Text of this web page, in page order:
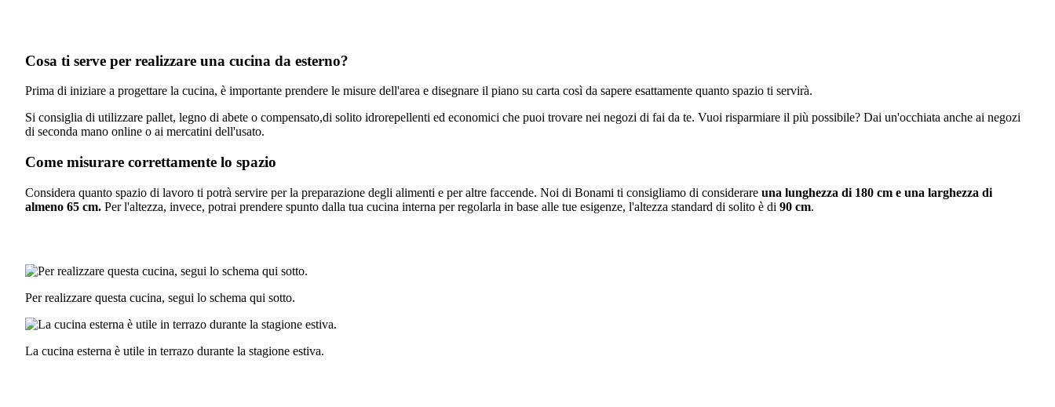
Cosa ti serve per realizzare una cucina da esterno?
Prima di iniziare a progettare la cucina, è importante prendere le misure dell'area e disegnare il piano su carta così da sapere esattamente quanto spazio ti servirà.
Si consiglia di utilizzare pallet, legno di abete o compensato,di solito idrorepellenti ed economici che puoi trovare nei negozi di fai da te. Vuoi risparmiare il più possibile? Dai un'occhiata anche ai negozi
di seconda mano online o ai mercatini dell'usato.
Come misurare correttamente lo spazio
Considera quanto spazio di lavoro ti potrà servire per la preparazione degli alimenti e per altre faccende. Noi di Bonami ti consigliamo di considerare una lunghezza di 180 cm e una larghezza di
almeno 65 cm. Per l'altezza, invece, potrai prendere spunto dalla tua cucina interna per regolarla in base alle tue esigenze, l'altezza standard di solito è di 90 cm.
Per realizzare questa cucina, segui lo schema qui sotto.
La cucina esterna è utile in terrazo durante la stagione estiva.